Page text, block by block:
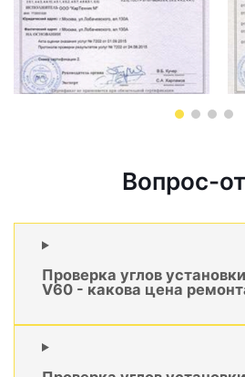
Вопрос-
Проверка углов
V60 - какова цена